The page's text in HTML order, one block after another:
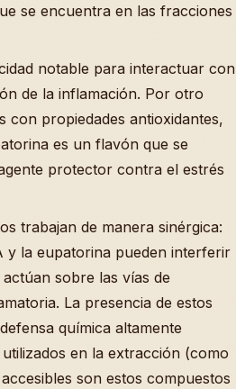
se encuentra en las fracciones
notable para interactuar con
de la inflamación. Por otro
con propiedades antioxidantes,
es un flavón que se
protector contra el estrés
trabajan de manera sinérgica:
y la eupatorina pueden interferir
sobre las vías de
La presencia de estos
química altamente
en la extracción (como
son estos compuestos